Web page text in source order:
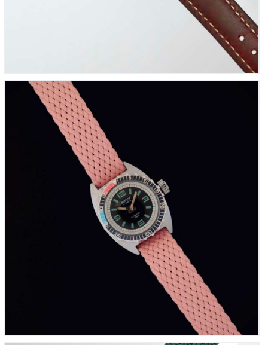
Mortima, ref. MD 001